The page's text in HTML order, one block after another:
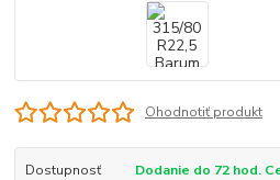
Ohodnotiť produkt
Dostupnosť Dodanie do 72 hod.